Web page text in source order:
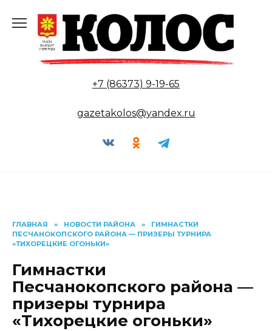
содержанию
+7 (86373) 9-19-65
gazetakolos@yandex.ru
ГЛАВНАЯ » НОВОСТИ РАЙОНА »
ГИМНАСТКИ
ПЕСЧАНОКОПСКОГО РАЙОНА — ПРИЗЕРЫ ТУРНИРА
«ТИХОРЕЦКИЕ ОГОНЬКИ»
Гимнастки
Песчанокопского района —
призеры турнира
«Тихорецкие огоньки»